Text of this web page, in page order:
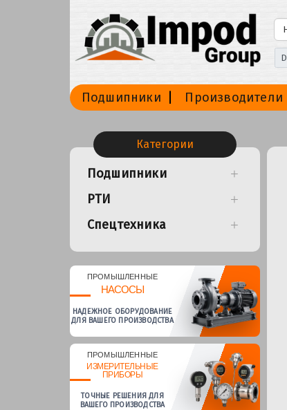
D
Подшипники Производители
Категории
Подшипники
РТИ
Спецтехника
ПРОМЫШЛЕННЫЕ
НАСОСЫ
НАДЕЖНОЕ ОБОРУДОВАНИЕ
ДЛЯ ВАШЕГО ПРОИЗВОДСТВА
ПРОМЫШЛЕННЫЕ
ИЗМЕРИТЕЛЬНЫЕ
ПРИБОРЫ
ТОЧНЫЕ РЕШЕНИЯ ДЛЯ
ВАШЕГО ПРОИЗВОДСТВА